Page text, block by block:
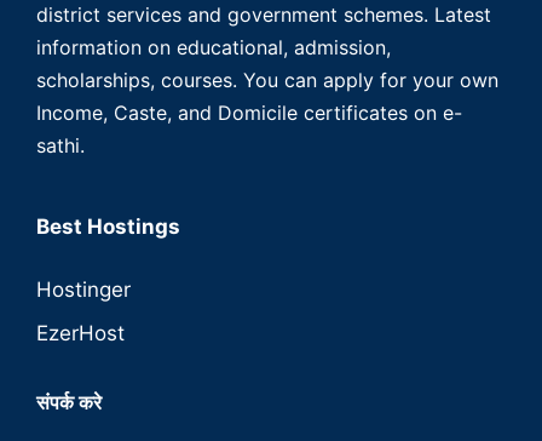
district services and government schemes. Latest
information on educational, admission,
scholarships, courses. You can apply for your own
Income, Caste, and Domicile certificates on e-
sathi.
Best Hostings
Hostinger
EzerHost
संपर्क करे